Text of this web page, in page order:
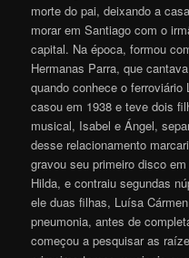
morte do pai, deixando a
morar em Santiago com o
capital. Na época, formou
Hermanas Parra, que
quando conhece o
casou em 1938 e teve dois
musical, Isabel e Ángel,
desse relacionamento
gravou seu primeiro disco
Hilda, e contraiu segundas
ele duas filhas, Luísa
pneumonia, antes de
começou a pesquisar as